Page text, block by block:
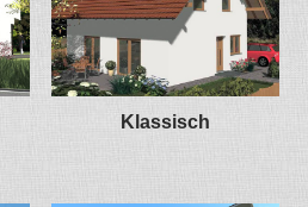
Klassisch